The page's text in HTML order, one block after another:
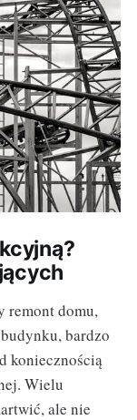
remont domu,
bardzo
koniecznością
Wielu
ale nie